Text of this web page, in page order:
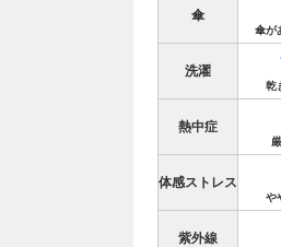
傘
傘が
洗濯
乾
熱中症
体感ストレス
や
紫外線